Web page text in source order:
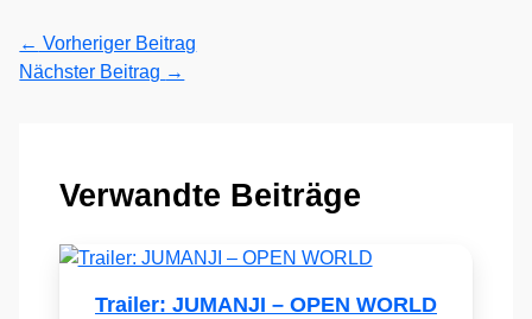
← Vorheriger Beitrag
Nächster Beitrag →
Verwandte Beiträge
Trailer: JUMANJI – OPEN WORLD